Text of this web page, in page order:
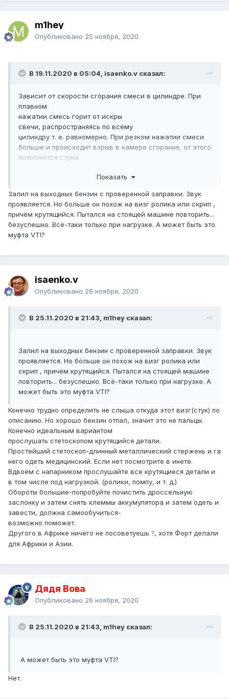
m1hey
Опубликовано 25 ноября, 2020
В 19.11.2020 в 05:04, isaenko.v сказал:
Зависит от скорости сгорания смеси в цилиндре. При
плавном
нажатии смесь горит от искры
свечи, распространяясь по всему
цилиндру т. е. равномерно. При резком нажатии смеси
больше и происходит взрыв в камере сгорания, от этого
появляются стуки.
Показать
Залил на выходных бензин с проверенной заправки. Звук
проявляется. Но больше он похож на визг ролика или скрип ,
причём крутящийся. Пытался на стоящей машине повторить...
безуспешно. Всё-таки только при нагрузке. А может быть это
муфта VTI?
isaenko.v
Опубликовано 26 ноября, 2020
В 25.11.2020 в 21:43, m1hey сказал:
Залил на выходных бензин с проверенной заправки. Звук
проявляется. Но больше он похож на визг ролика или
скрип , причём крутящийся. Пытался на стоящей машине
повторить... безуспешно. Всё-таки только при нагрузке. А
может быть это муфта VTI?
Конечно трудно определить не слыша откуда этот визг(стук) по
описанию. Но хорошо бензин отпал, значит это не пальцы.
Конечно идеальным вариантом
прослушать стетоскопом крутящийся детали.
Простейший стетоскоп-длинный металлический стержень и га
него одеть медицинский. Если нет посмотрите в инете.
Вдвоём с напарником прослушайте все крутящиеся детали и
в том числе под нагрузкой. (ролики, помпу, и т. д.)
Обороты большие-попробуйте почистить дроссельную
заслонку и затем снять клеммы аккумулятора и затем одеть и
завести, должна самообучиться-
возможно поможет.
Другого в Африке ничего не посоветуешь ?, хотя Форт делали
для Африки и Азии.
Дядя Вова
Опубликовано 26 ноября, 2020
В 25.11.2020 в 21:43, m1hey сказал:
А может быть это муфта VTI?
Нет.